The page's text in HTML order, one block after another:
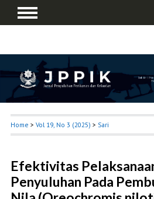
Home > Vol 19, No 3 (2025) > Sari
Efektivitas
Penyuluhan Pada